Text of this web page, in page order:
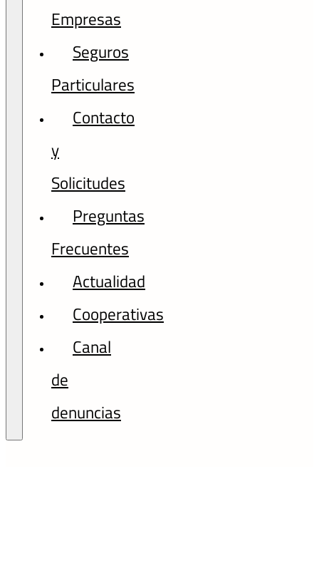
Empresas
Seguros
Particulares
Contacto
y
Solicitudes
Preguntas
Frecuentes
Actualidad
Cooperativas
Canal
de
denuncias